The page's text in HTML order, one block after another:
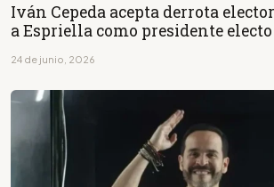
Iván Cepeda acepta derrota
a Espriella como presidente electo
24 de junio, 2026